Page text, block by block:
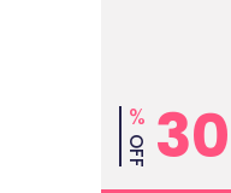
30
%
OFF